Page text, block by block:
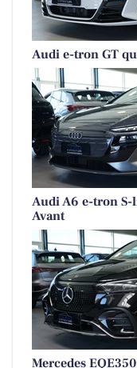
Audi e-tron GT
Audi A6 e-tron
Avant
Mercedes